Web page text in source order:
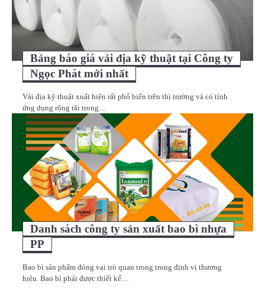
Bảng báo giá vải địa kỹ thuật tại Công ty
Ngọc Phát mới nhất
Vải địa kỹ thuật xuất hiện rất phổ biến trên thị trường và có tính
ứng dụng rộng rãi trong…
Danh sách công ty sản xuất bao bì nhựa
PP
Bao bì sản phẩm đóng vai trò quan trọng trong định vị thương
hiệu. Bao bì phải được thiết kế…